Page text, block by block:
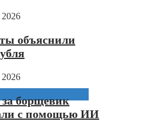
2026
объяснили
2026
борщевик
с помощью ИИ